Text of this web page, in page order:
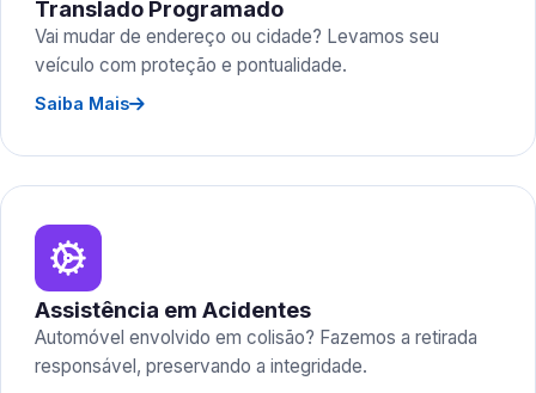
Translado Programado
Vai mudar de endereço ou cidade? Levamos seu
veículo com proteção e pontualidade.
Saiba Mais
Assistência em Acidentes
Automóvel envolvido em colisão? Fazemos a retirada
responsável, preservando a integridade.